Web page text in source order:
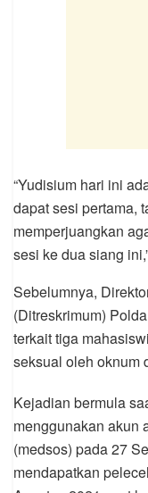
“Yudisium hari ini
dapat sesi pertama,
memperjuangkan
sesi ke dua siang
Sebelumnya,
(Ditreskrimum)
terkait tiga
seksual oleh oknum
Kejadian bermula
menggunakan akun
(medsos) pada 27
mendapatkan